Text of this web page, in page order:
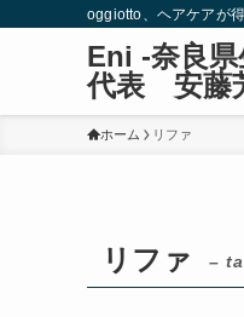
oggiotto、ヘアケアが
Eni -奈良
代表 安藤
ホーム リファ
リファ –